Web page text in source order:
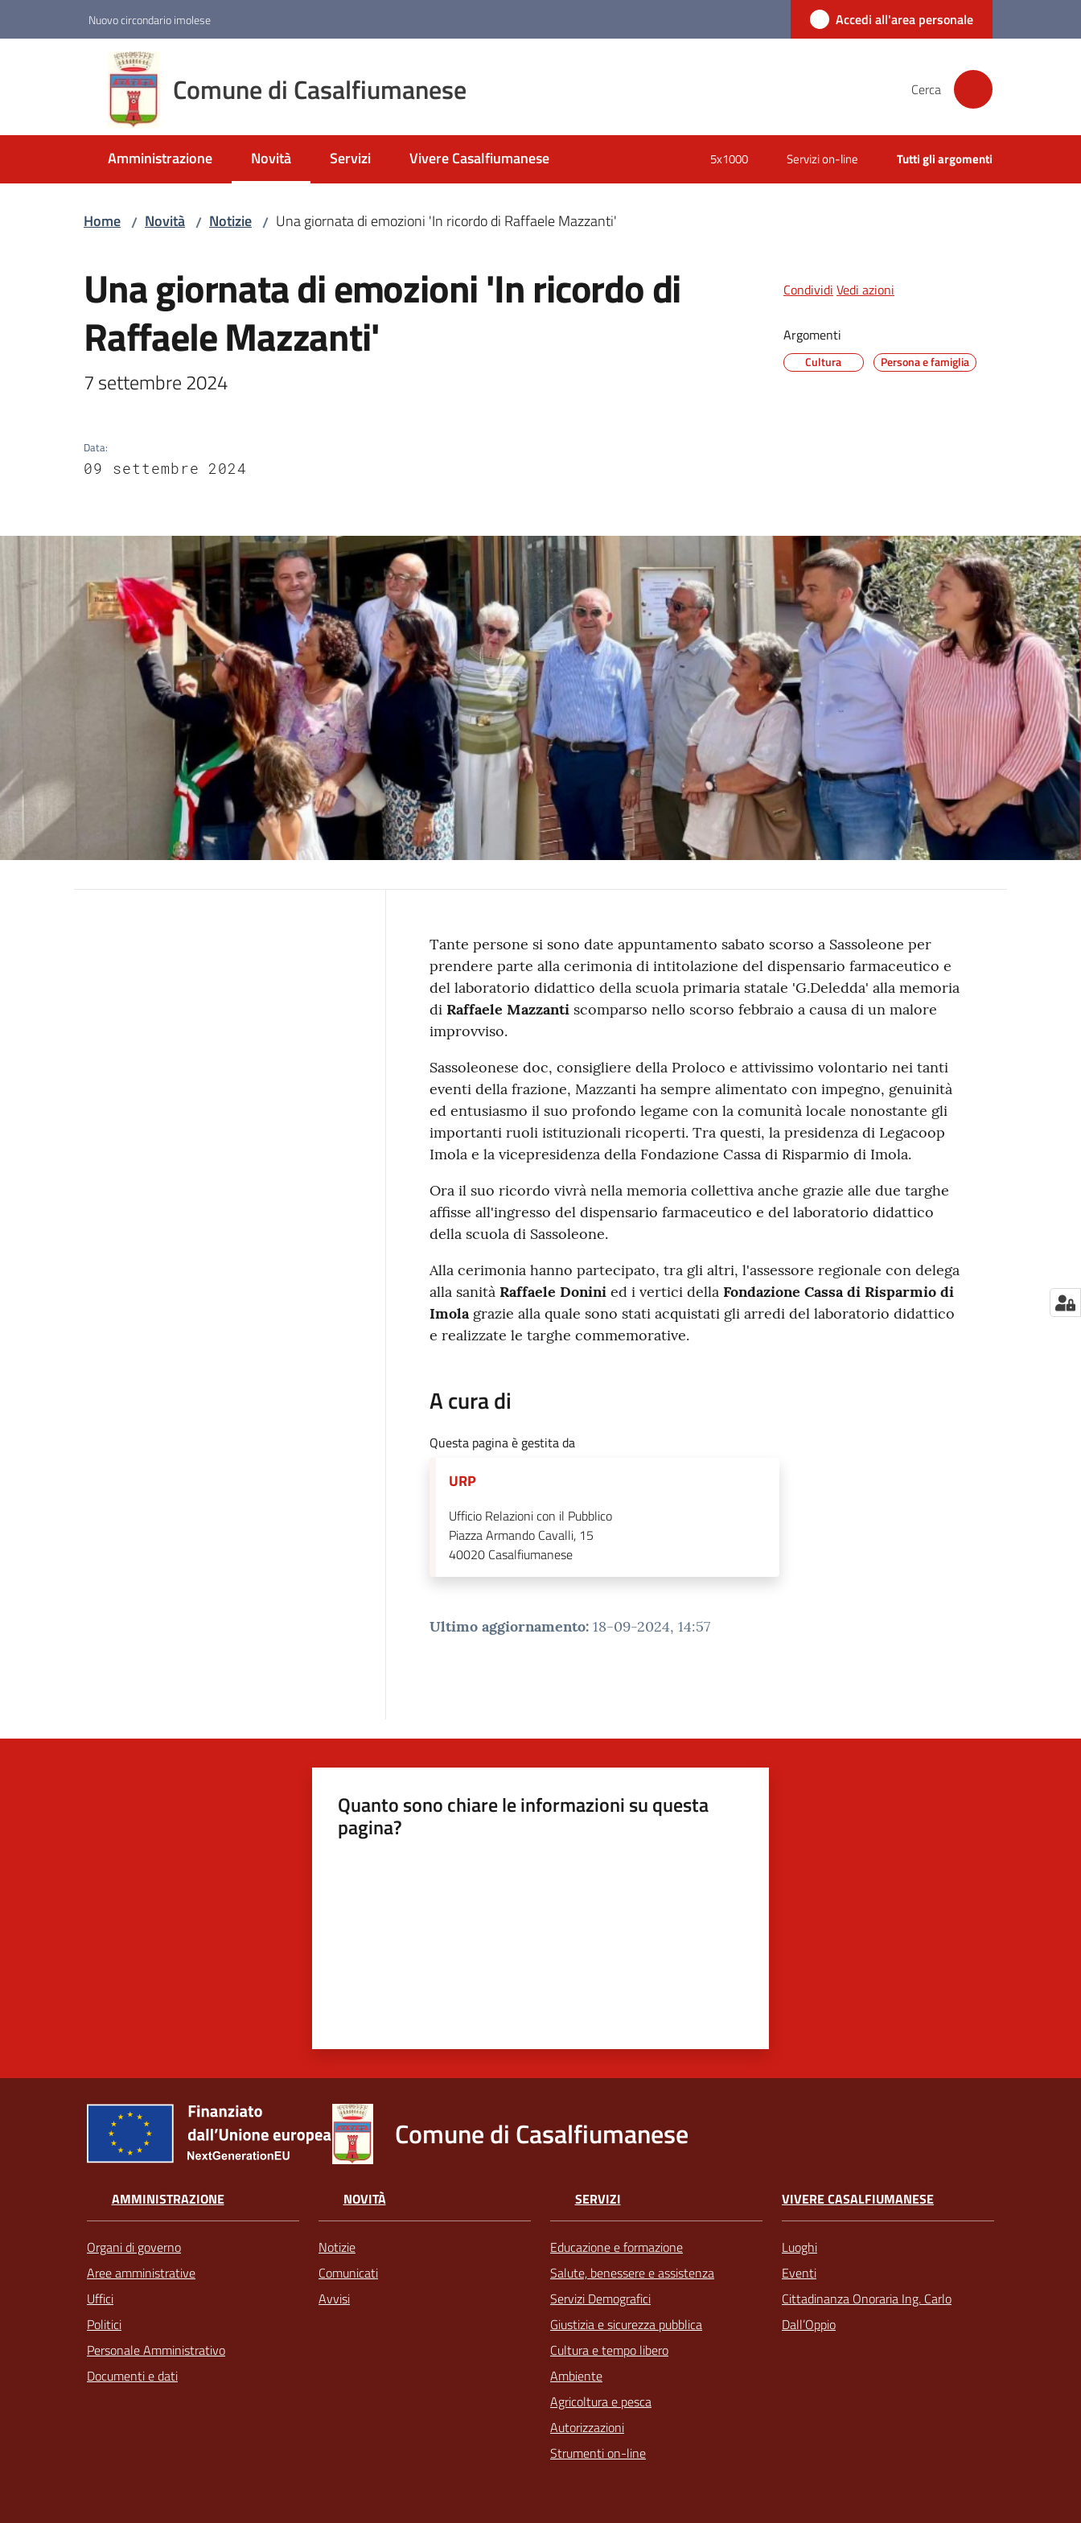
Nuovo circondario imolese Accedi all'area personale
Comune di Casalfiumanese Cerca
Amministrazione Novità
Menu selezionato
Servizi Vivere Casalfiumanese 5x1000 Servizi on-line Tutti gli argomenti
Home / Novità / Notizie / Una giornata di emozioni 'In ricordo di Raffaele Mazzanti'
Una giornata di emozioni 'In ricordo di
Raffaele Mazzanti'
7 settembre 2024
Data:
09 settembre 2024
Condividi Vedi azioni
Argomenti
Cultura Persona e famiglia
Contenuto
Tante persone si sono date appuntamento sabato scorso a Sassoleone per
prendere parte alla cerimonia di intitolazione del dispensario farmaceutico e
del laboratorio didattico della scuola primaria statale 'G.Deledda' alla memoria
di Raffaele Mazzantiscomparso nello scorso febbraio a causa di un malore
improvviso.
Sassoleonese doc, consigliere della Proloco e attivissimo volontario nei tanti
eventi della frazione, Mazzanti ha sempre alimentato con impegno, genuinità
ed entusiasmo il suo profondo legame con la comunità locale nonostante gli
importanti ruoli istituzionali ricoperti. Tra questi, la presidenza di Legacoop
Imola e la vicepresidenza della Fondazione Cassa di Risparmio di Imola.
Ora il suo ricordo vivrà nella memoria collettiva anche grazie alle due targhe
affisse all'ingresso del dispensario farmaceutico e del laboratorio didattico
della scuola di Sassoleone.
Alla cerimonia hanno partecipato, tra gli altri, l'assessore regionale con delega
alla sanità Raffaele Doninied i vertici della Fondazione Cassa di Risparmio di
Imolagrazie alla quale sono stati acquistati gli arredi del laboratorio didattico
e realizzate le targhe commemorative.
A cura di
Questa pagina è gestita da
URP
Ufficio Relazioni con il Pubblico
Piazza Armando Cavalli, 15
40020 Casalfiumanese
Ultimo aggiornamento: 18-09-2024, 14:57
Quanto sono chiare le informazioni su questa
pagina?
Comune di Casalfiumanese
AMMINISTRAZIONE
Organi di governo
Aree amministrative
Uffici
Politici
Personale Amministrativo
Documenti e dati
NOVITÀ
Notizie
Comunicati
Avvisi
SERVIZI
Educazione e formazione
Salute, benessere e assistenza
Servizi Demografici
Giustizia e sicurezza pubblica
Cultura e tempo libero
Ambiente
Agricoltura e pesca
Autorizzazioni
Strumenti on-line
VIVERE CASALFIUMANESE
Luoghi
Eventi
Cittadinanza Onoraria Ing. Carlo
Dall’Oppio